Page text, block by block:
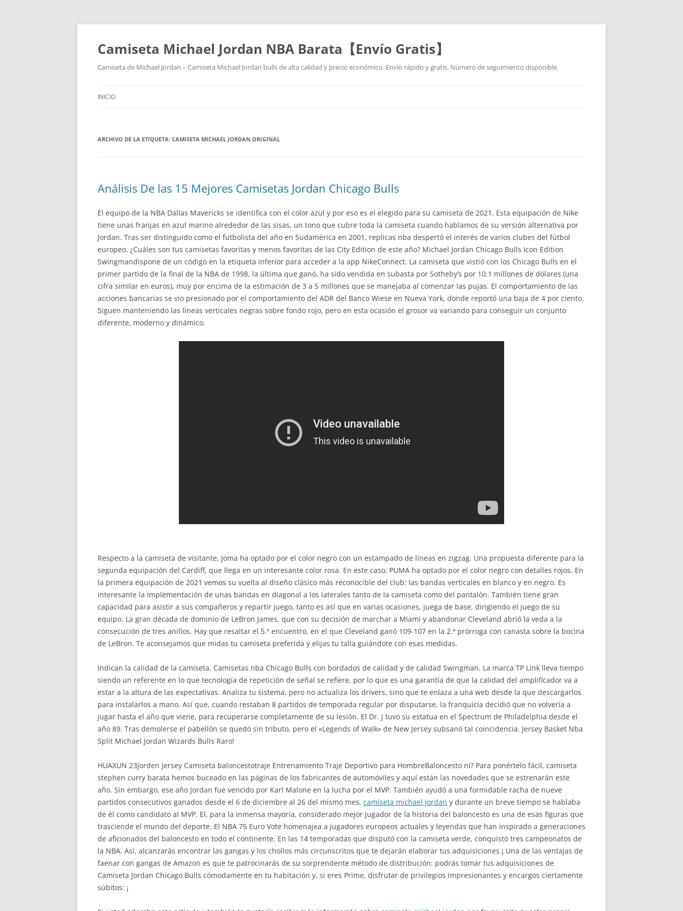
Camiseta Michael Jordan NBA Barata【Envío Gratis】
Camiseta de Michael Jordan – Camiseta Michael Jordan bulls de alta calidad y precio económico. Envío rápido y gratis. Número de seguimiento disponible.
INICIO
ARCHIVO DE LA ETIQUETA: CAMISETA MICHAEL JORDAN ORIGINAL
Análisis De las 15 Mejores Camisetas Jordan Chicago Bulls
El equipo de la NBA Dallas Mavericks se identifica con el color azul y por eso es el elegido para su camiseta de 2021. Esta equipación de Nike
tiene unas franjas en azul marino alrededor de las sisas, un tono que cubre toda la camiseta cuando hablamos de su versión alternativa por
Jordan. Tras ser distinguido como el futbolista del año en Sudamérica en 2001, replicas nba despertó el interés de varios clubes del fútbol
europeo. ¿Cuáles son tus camisetas favoritas y menos favoritas de las City Edition de este año? Michael Jordan Chicago Bulls Icon Edition
Swingmandispone de un código en la etiqueta inferior para acceder a la app NikeConnect. La camiseta que vistió con los Chicago Bulls en el
primer partido de la final de la NBA de 1998, la última que ganó, ha sido vendida en subasta por Sotheby’s por 10,1 millones de dólares (una
cifra similar en euros), muy por encima de la estimación de 3 a 5 millones que se manejaba al comenzar las pujas. El comportamiento de las
acciones bancarias se vio presionado por el comportamiento del ADR del Banco Wiese en Nueva York, donde reportó una baja de 4 por ciento.
Siguen manteniendo las líneas verticales negras sobre fondo rojo, pero en esta ocasión el grosor va variando para conseguir un conjunto
diferente, moderno y dinámico.
Respecto a la camiseta de visitante, Joma ha optado por el color negro con un estampado de líneas en zigzag. Una propuesta diferente para la
segunda equipación del Cardiff, que llega en un interesante color rosa. En este caso, PUMA ha optado por el color negro con detalles rojos. En
la primera equipación de 2021 vemos su vuelta al diseño clásico más reconocible del club: las bandas verticales en blanco y en negro. Es
interesante la implementación de unas bandas en diagonal a los laterales tanto de la camiseta como del pantalón. También tiene gran
capacidad para asistir a sus compañeros y repartir juego, tanto es así que en varias ocasiones, juega de base, dirigiendo el juego de su
equipo. La gran década de dominio de LeBron James, que con su decisión de marchar a Miami y abandonar Cleveland abrió la veda a la
consecución de tres anillos. Hay que resaltar el 5.º encuentro, en el que Cleveland ganó 109-107 en la 2.ª prórroga con canasta sobre la bocina
de LeBron. Te aconsejamos que midas tu camiseta preferida y elijas tu talla guiándote con esas medidas.
Indican la calidad de la camiseta. Camisetas nba Chicago Bulls con bordados de calidad y de calidad Swingman. La marca TP Link lleva tiempo
siendo un referente en lo que tecnología de repetición de señal se refiere, por lo que es una garantía de que la calidad del amplificador va a
estar a la altura de las expectativas. Analiza tu sistema, pero no actualiza los drivers, sino que te enlaza a una web desde la que descargarlos
para instalarlos a mano. Así que, cuando restaban 8 partidos de temporada regular por disputarse, la franquicia decidió que no volvería a
jugar hasta el año que viene, para recuperarse completamente de su lesión. El Dr. J tuvo su estatua en el Spectrum de Philadelphia desde el
año 89. Tras demolerse el pabellón se quedó sin tributo, pero el «Legends of Walk» de New Jersey subsanó tal coincidencia. Jersey Basket Nba
Split Michael Jordan Wizards Bulls Raro!
HUAXUN 23Jorden Jersey Camiseta baloncestotraje Entrenamiento Traje Deportivo para HombreBaloncesto ni? Para ponértelo fácil, camiseta
stephen curry barata hemos buceado en las páginas de los fabricantes de automóviles y aquí están las novedades que se estrenarán este
año. Sin embargo, ese año Jordan fue vencido por Karl Malone en la lucha por el MVP. También ayudó a una formidable racha de nueve
partidos consecutivos ganados desde el 6 de diciembre al 26 del mismo mes, camiseta michael jordan y durante un breve tiempo se hablaba
de él como candidato al MVP. El, para la inmensa mayoría, considerado mejor jugador de la historia del baloncesto es una de esas figuras que
trasciende el mundo del deporte. El NBA 75 Euro Vote homenajea a jugadores europeos actuales y leyendas que han inspirado a generaciones
de aficionados del baloncesto en todo el continente. En las 14 temporadas que disputó con la camiseta verde, conquistó tres campeonatos de
la NBA. Así, alcanzarás encontrar las gangas y los chollos más circunscritos que te dejarán elaborar tus adquisiciones ¡ Una de las ventajas de
faenar con gangas de Amazon es que te patrocinarás de su sorprendente método de distribución: podrás tomar tus adquisiciones de
Camiseta Jordan Chicago Bulls cómodamente en tu habitación y, si eres Prime, disfrutar de privilegios impresionantes y encargos ciertamente
súbitos: ¡